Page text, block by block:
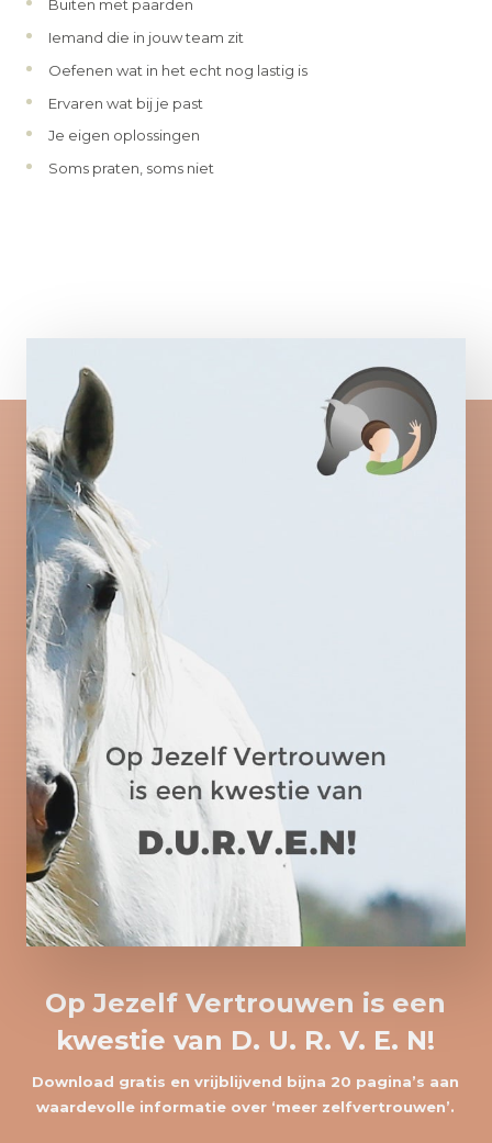
Buiten met paarden
Iemand die in jouw team zit
Oefenen wat in het echt nog lastig is
Ervaren wat bij je past
Je eigen oplossingen
Soms praten, soms niet
Op Jezelf Vertrouwen is een
kwestie van D. U. R. V. E. N!
Download gratis en vrijblijvend bijna 20 pagina’s aan
waardevolle informatie over ‘meer zelfvertrouwen’.